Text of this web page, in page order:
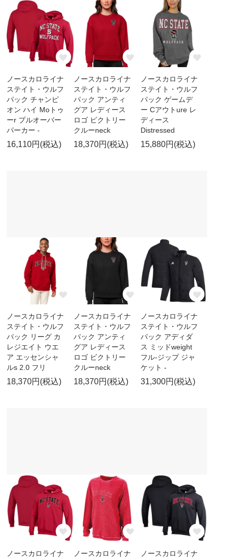
ノースカロライナ
ステイト・ウルフ
パック チャンピ
オン ハイ Moトゥ
ーr プルオーバー
パーカー -
16,110円(税込)
ノースカロライナ
ステイト・ウルフ
パック アンティ
グア レディース
ロゴ ビクトリー
クルーneck
18,370円(税込)
ノースカロライナ
ステイト・ウルフ
パック ゲームデ
ー Cアウトure レ
ディース
Distressed
15,880円(税込)
ノースカロライナ
ステイト・ウルフ
パック リーグ カ
レジエイト ウエ
ア エッセンシャ
ルs 2.0 フリ
18,370円(税込)
ノースカロライナ
ステイト・ウルフ
パック アンティ
グア レディース
ロゴ ビクトリー
クルーneck
18,370円(税込)
ノースカロライナ
ステイト・ウルフ
パック アディダ
ス ミッドweight
フル-ジップ ジャ
ケット -
31,300円(税込)
ノースカロライナ
ノースカロライナ
ノースカロライナ